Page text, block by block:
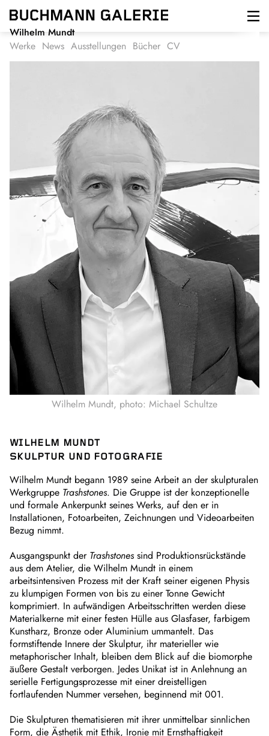
Direkt
zum
Inhalt
Wilhelm Mundt
Werke News Ausstellungen Bücher CV
WILHELM MUNDT
SKULPTUR UND FOTOGRAFIE
Wilhelm Mundt begann 1989 seine Arbeit an der skulpturalen
Werkgruppe Trashstones. Die Gruppe ist der konzeptionelle
und formale Ankerpunkt seines Werks, auf den er in
Installationen, Fotoarbeiten, Zeichnungen und Videoarbeiten
Bezug nimmt.
Ausgangspunkt der Trashstonessind Produktionsrückstände
aus dem Atelier, die Wilhelm Mundt in einem
arbeitsintensiven Prozess mit der Kraft seiner eigenen Physis
zu klumpigen Formen von bis zu einer Tonne Gewicht
komprimiert. In aufwändigen Arbeitsschritten werden diese
Materialkerne mit einer festen Hülle aus Glasfaser, farbigem
Kunstharz, Bronze oder Aluminium ummantelt. Das
formstiftende Innere der Skulptur, ihr materieller wie
metaphorischer Inhalt, bleiben dem Blick auf die biomorphe
äußere Gestalt verborgen. Jedes Unikat ist in Anlehnung an
serielle Fertigungsprozesse mit einer dreistelligen
fortlaufenden Nummer versehen, beginnend mit 001.
Die Skulpturen thematisieren mit ihrer unmittelbar sinnlichen
Form, die Ästhetik mit Ethik, Ironie mit Ernsthaftigkeit
Wilhelm Mundt, photo: Michael Schultze